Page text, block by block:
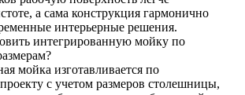
а сама конструкция гармонично
интерьерные решения.
интегрированную мойку по
мойка изготавливается по
с учетом размеров столешницы,